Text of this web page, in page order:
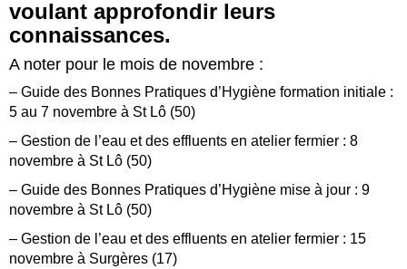
voulant approfondir leurs
connaissances.
A noter pour le mois de novembre :
– Guide des Bonnes Pratiques d’Hygiène formation initiale :
5 au 7 novembre à St Lô (50)
– Gestion de l’eau et des effluents en atelier fermier : 8
novembre à St Lô (50)
– Guide des Bonnes Pratiques d’Hygiène mise à jour : 9
novembre à St Lô (50)
– Gestion de l’eau et des effluents en atelier fermier : 15
novembre à Surgères (17)